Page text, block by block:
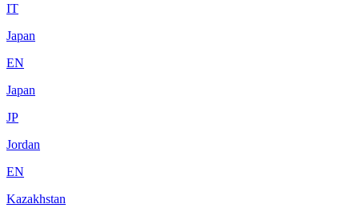
IT
Japan
EN
Japan
JP
Jordan
EN
Kazakhstan